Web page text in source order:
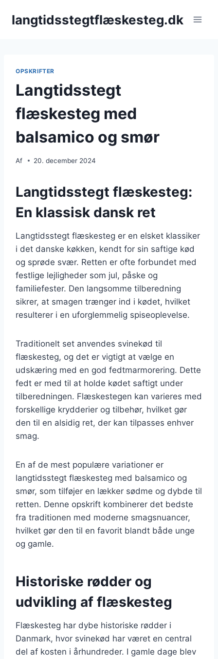
langtidsstegtflæskesteg.dk
OPSKRIFTER
Langtidsstegt
flæskesteg med
balsamico og smør
Af 20. december 2024
Langtidsstegt flæskesteg:
En klassisk dansk ret
Langtidsstegt flæskesteg er en elsket klassiker
i det danske køkken, kendt for sin saftige kød
og sprøde svær. Retten er ofte forbundet med
festlige lejligheder som jul, påske og
familiefester. Den langsomme tilberedning
sikrer, at smagen trænger ind i kødet, hvilket
resulterer i en uforglemmelig spiseoplevelse.
Traditionelt set anvendes svinekød til
flæskesteg, og det er vigtigt at vælge en
udskæring med en god fedtmarmorering. Dette
fedt er med til at holde kødet saftigt under
tilberedningen. Flæskestegen kan varieres med
forskellige krydderier og tilbehør, hvilket gør
den til en alsidig ret, der kan tilpasses enhver
smag.
En af de mest populære variationer er
langtidsstegt flæskesteg med balsamico og
smør, som tilføjer en lækker sødme og dybde til
retten. Denne opskrift kombinerer det bedste
fra traditionen med moderne smagsnuancer,
hvilket gør den til en favorit blandt både unge
og gamle.
Historiske rødder og
udvikling af flæskesteg
Flæskesteg har dybe historiske rødder i
Danmark, hvor svinekød har været en central
del af kosten i århundreder. I gamle dage blev